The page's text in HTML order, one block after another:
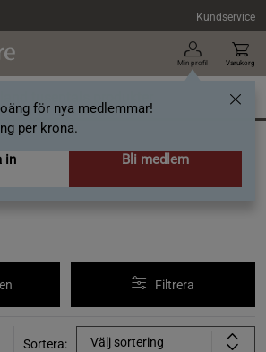
Kundservice
Min profil
för nya medlemmar!
per krona.
in
Bli medlem
Varukorg
Filtrera
Sortera: Välj sortering